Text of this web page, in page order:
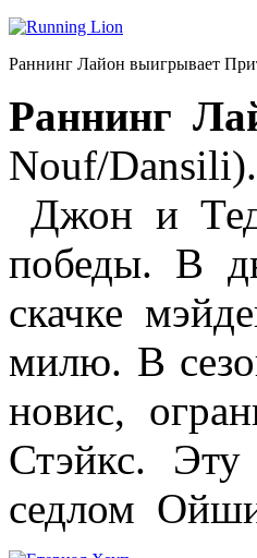
Раннинг Лайон выигрывает
Раннинг
Nouf/
Джон и
победы. В
скачке
милю. В
новис,
Стэйкс.
седлом